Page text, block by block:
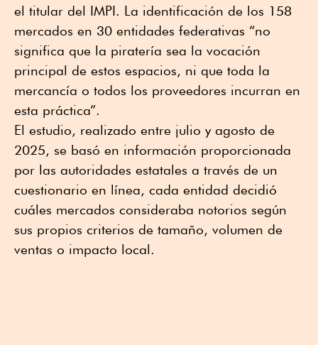
el titular del IMPI. La identificación de los 158
mercados en 30 entidades federativas “no
significa que la piratería sea la vocación
principal de estos espacios, ni que toda la
mercancía o todos los proveedores incurran en
esta práctica”.
El estudio, realizado entre julio y agosto de
2025, se basó en información proporcionada
por las autoridades estatales a través de un
cuestionario en línea, cada entidad decidió
cuáles mercados consideraba notorios según
sus propios criterios de tamaño, volumen de
ventas o impacto local.